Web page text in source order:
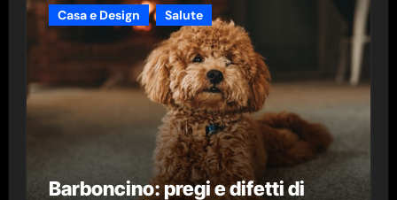
Casa e Design Salute
Barboncino: pregi e difetti di